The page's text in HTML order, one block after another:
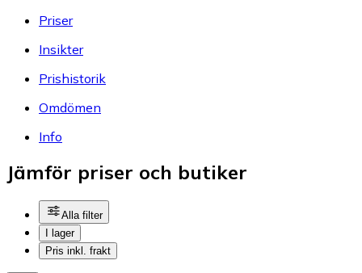
Priser
Insikter
Prishistorik
Omdömen
Info
Jämför priser och butiker
Alla filter
I lager
Pris inkl. frakt